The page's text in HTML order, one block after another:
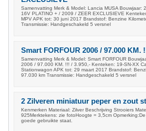
Samenvatting Merk & Model: Lancia MUSA Bouwjaar:
16V PLATINO + / 2009 / ZEER EXCLUSIEVE
MPV APK tot: 30 juni 2017 Brandstof: Benzine
Transmissie: Handgeschakeld 5 versnel
Smart FORFOUR 2006 / 97.000 KM.
Samenvatting Merk & Model: Smart FORFOUR
2006 / 97.000 KM. !!! / 3.950,- Kenteken: 19-SN-XX
Stationwagon APK tot: 29 maart 2017 Brandstof:
97.030 km Transmissie: Handgeschakeld 5 versnel
2 Zilveren miniatuur peper en zout
Kenmerken Materiaal: Zilver Beschrijving Strooiers
925Merktekens: zie fotoHoogte = 3,5cm
goede gebruikte staat.